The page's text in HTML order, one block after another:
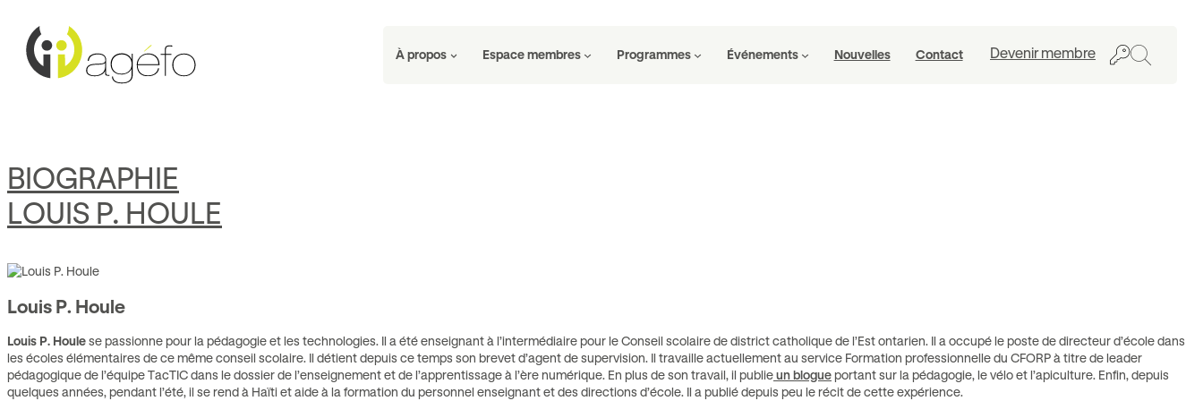
contenu
À propos Espace membres Programmes Événements Nouvelles Contact Devenir membre Chercher
BIOGRAPHIE
LOUIS P. HOULE
Louis P. Houle
Louis P. Houlese passionne pour la pédagogie et les technologies. Il a été enseignant à l’intermédiaire pour le Conseil scolaire de district catholique de l’Est ontarien. Il a occupé le poste de directeur d’école dans
les écoles élémentaires de ce même conseil scolaire. Il détient depuis ce temps son brevet d’agent de supervision. Il travaille actuellement au service Formation professionnelle du CFORP à titre de leader
pédagogique de l’équipe TacTIC dans le dossier de l’enseignement et de l’apprentissage à l’ère numérique. En plus de son travail, il publieun blogueportant sur la pédagogie, le vélo et l’apiculture. Enfin, depuis
quelques années, pendant l’été, il se rend à Haïti et aide à la formation du personnel enseignant et des directions d’école. Il a publié depuis peu le récit de cette expérience.